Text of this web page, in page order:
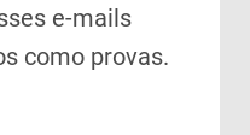
e-mails
como provas.